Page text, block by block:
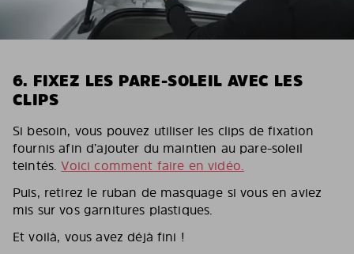
6. FIXEZ LES PARE-SOLEIL AVEC LES
CLIPS
Si besoin, vous pouvez utiliser les clips de fixation
fournis afin d’ajouter du maintien au pare-soleil
teintés.Voici comment faire en vidéo.
Puis, retirez le ruban de masquage si vous en aviez
mis sur vos garnitures plastiques.
Et voilà, vous avez déjà fini !